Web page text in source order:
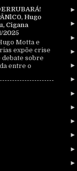
Hugo
Cigana
2025
Motta e
expõe crise
debate sobre
entre o
►
►
►
►
►
►
►
►
►
►
►
►